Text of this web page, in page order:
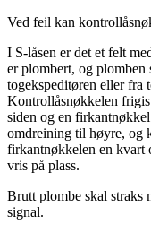
Ved feil kan
I S-låsen er det et felt
er plombert, og plomben
togekspeditøren eller fra
Kontrollåsnøkkelen
siden og en
omdreining til høyre, og
firkantnøkkelen en kvart
vris på plass.
Brutt plombe skal straks
signal.